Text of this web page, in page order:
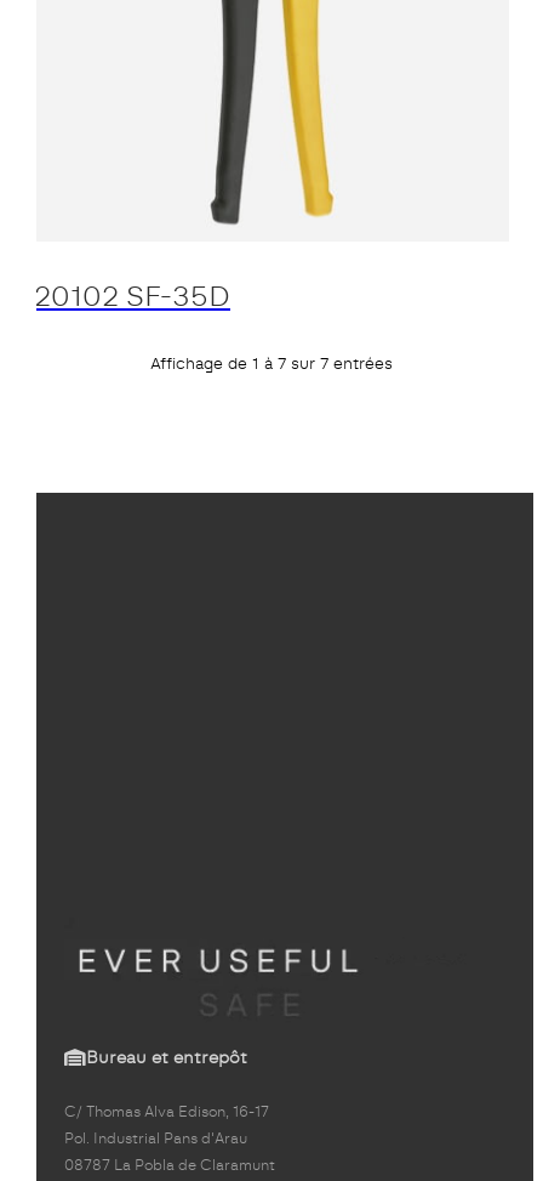
20102 SF-35D
Affichage de 1 à 7 sur 7 entrées
Bureau et entrepôt
C/ Thomas Alva Edison, 16-17
Pol. Industrial Pans d'Arau
08787 La Pobla de Claramunt